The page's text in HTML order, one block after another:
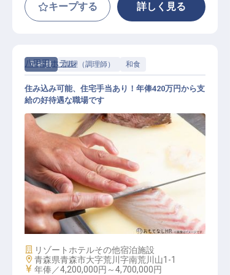
キープする 詳しく見る
正社員 調理（調理師） 和食
和食調理
八甲田ホテル
住み込み可能、住宅手当あり！年俸420万円から支
給の好待遇な職場です
施設業態
リゾートホテルその他宿泊施設
勤務地
青森県青森市大字荒川字南荒川山1-1
給与
年俸／4,200,000円～4,700,000円